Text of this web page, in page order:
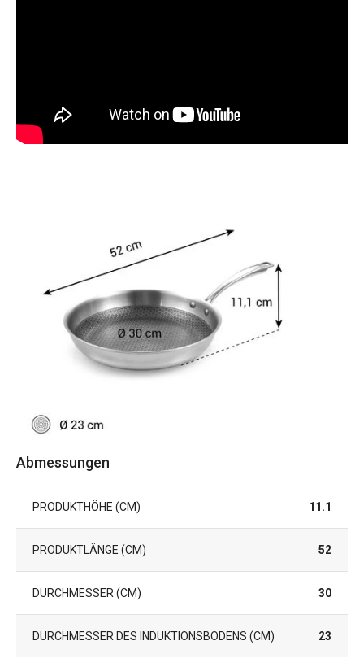
Abmessungen
PRODUKTHÖHE (CM) 11.1
PRODUKTLÄNGE (CM) 52
DURCHMESSER (CM) 30
DURCHMESSER DES INDUKTIONSBODENS (CM) 23